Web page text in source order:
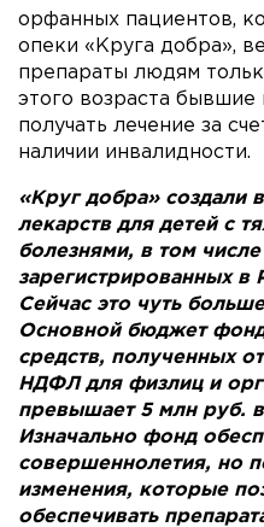
орфанных пациентов,
опеки «Круга добра»,
препараты людям
этого возраста
получать лечение за
наличии инвалидности.
«Круг добра» создали
лекарств для детей с
болезнями, в том числе
зарегистрированных в
Сейчас это чуть
Основной бюджет
средств, полученных
НДФЛ для физлиц и
превышает 5 млн руб.
Изначально фонд
совершеннолетия, но
изменения, которые
обеспечивать